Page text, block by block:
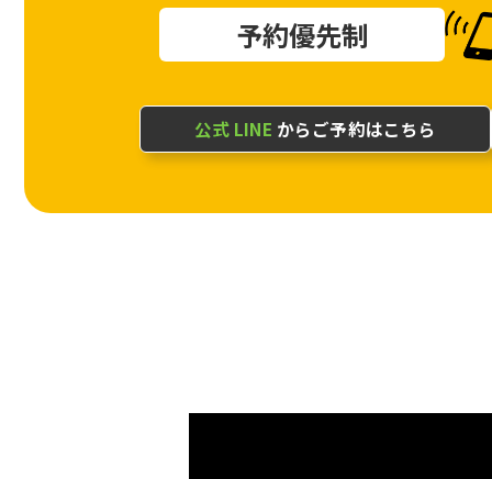
予約優先制
公式 LINE からご予約はこちら